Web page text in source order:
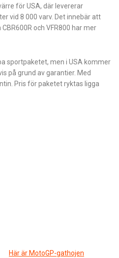
för USA, där levererar
vid 8 000 varv. Det innebär att
och VFR800 har mer
sportpaketet, men i USA kommer
på grund av garantier. Med
Pris för paketet ryktas ligga
Här är MotoGP-gathojen